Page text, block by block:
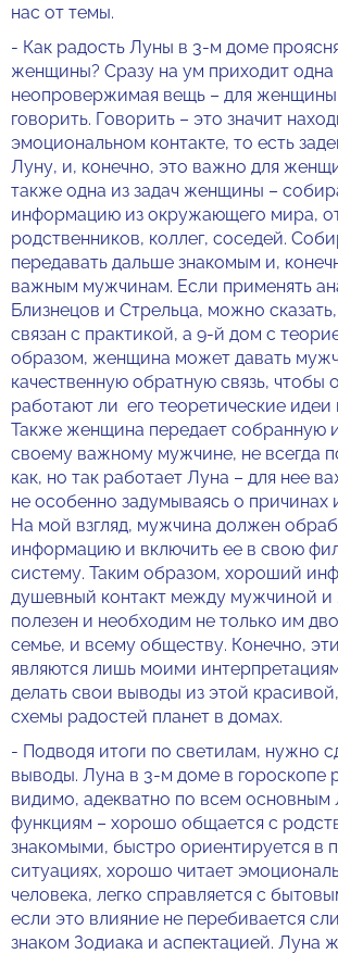
нас от темы.
- Как радость Луны в 3-м доме
женщины? Сразу на ум приходит одна
неопровержимая вещь – для
говорить. Говорить – это значит
эмоциональном контакте, то есть
Луну, и, конечно, это важно для
также одна из задач женщины –
информацию из окружающего мира,
родственников, коллег, соседей.
передавать дальше знакомым и,
важным мужчинам. Если применять
Близнецов и Стрельца, можно
связан с практикой, а 9-й дом с
образом, женщина может давать
качественную обратную связь, чтобы
работают ли его теоретические идеи
Также женщина передает собранную
своему важному мужчине, не всегда
как, но так работает Луна – для нее
не особенно задумываясь о причинах
На мой взгляд, мужчина должен
информацию и включить ее в свою
систему. Таким образом, хороший
душевный контакт между мужчиной
полезен и необходим не только им
семье, и всему обществу. Конечно,
являются лишь моими
делать свои выводы из этой
схемы радостей планет в домах.
- Подводя итоги по светилам, нужно
выводы. Луна в 3-м доме в гороскопе
видимо, адекватно по всем
функциям – хорошо общается с
знакомыми, быстро ориентируется в
ситуациях, хорошо читает
человека, легко справляется с
если это влияние не перебивается
знаком Зодиака и аспектацией. Луна